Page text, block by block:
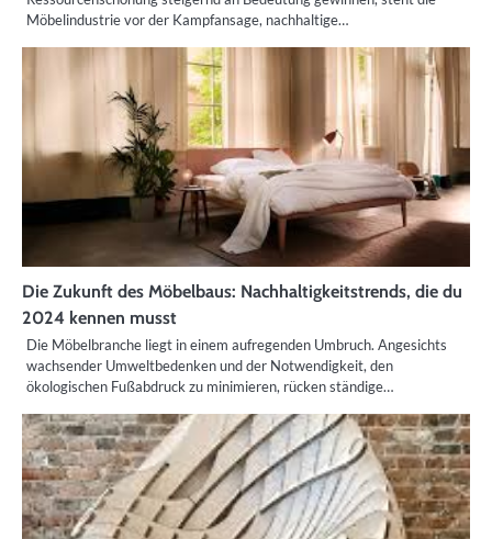
Möbelindustrie vor der Kampfansage, nachhaltige…
Die Zukunft des Möbelbaus: Nachhaltigkeitstrends, die du
2024 kennen musst
Die Möbelbranche liegt in einem aufregenden Umbruch. Angesichts
wachsender Umweltbedenken und der Notwendigkeit, den
ökologischen Fußabdruck zu minimieren, rücken ständige…